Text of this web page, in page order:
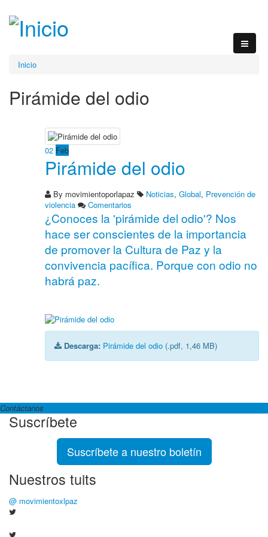
Inicio
Pirámide del odio
02 Feb
Pirámide del odio
By movimientoporlapaz Noticias, Global, Prevención de
violencia
Comentarios
¿Conoces la 'pirámide del odio'? Nos
hace ser conscientes de la importancia
de promover la Cultura de Paz y la
convivencia pacífica. Porque con odio no
habrá paz.
Descarga: Pirámide del odio (.pdf, 1,46 MB)
Contáctanos
Suscríbete
Suscríbete a nuestro boletín
Nuestros tuits
@ movimientoxlpaz